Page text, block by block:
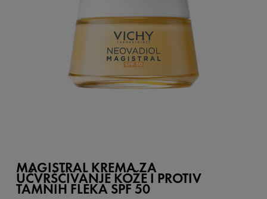
MAGISTRAL KREMA ZA
UČVRŠĆIVANJE KOŽE I PROTIV
TAMNIH FLEKA SPF 50